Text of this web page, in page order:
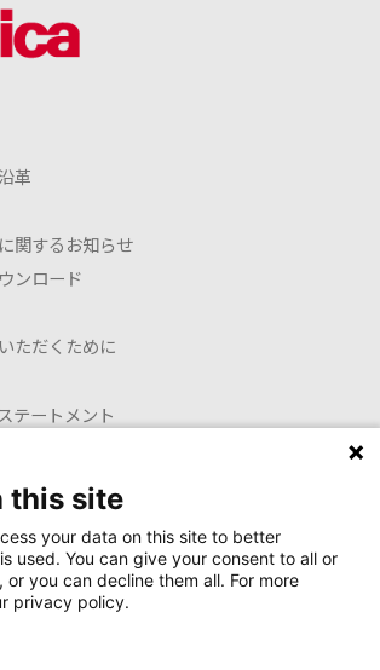
革
関するお知らせ
ンロード
ただくために
テートメント
this site
your data on this site to better
used. You can give your consent to all or
or you can decline them all. For more
privacy policy.